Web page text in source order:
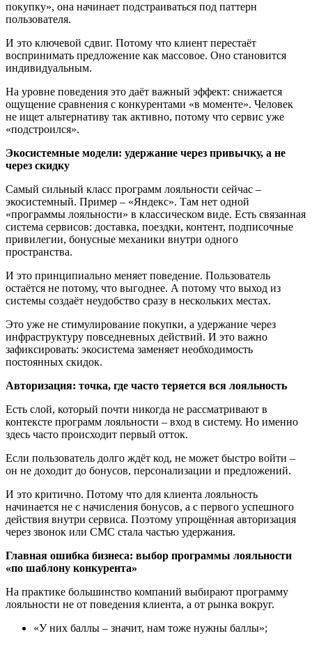
покупку», она начинает подстраиваться под паттерн
пользователя.
И это ключевой сдвиг. Потому что клиент перестаёт
воспринимать предложение как массовое. Оно становится
индивидуальным.
На уровне поведения это даёт важный эффект: снижается
ощущение сравнения с конкурентами «в моменте». Человек
не ищет альтернативу так активно, потому что сервис уже
«подстроился».
Экосистемные модели: удержание через привычку, а не
через скидку
Самый сильный класс программ лояльности сейчас –
экосистемный. Пример – «Яндекс». Там нет одной
«программы лояльности» в классическом виде. Есть связанная
система сервисов: доставка, поездки, контент, подписочные
привилегии, бонусные механики внутри одного
пространства.
И это принципиально меняет поведение. Пользователь
остаётся не потому, что выгоднее. А потому что выход из
системы создаёт неудобство сразу в нескольких местах.
Это уже не стимулирование покупки, а удержание через
инфраструктуру повседневных действий. И это важно
зафиксировать: экосистема заменяет необходимость
постоянных скидок.
Авторизация: точка, где часто теряется вся лояльность
Есть слой, который почти никогда не рассматривают в
контексте программ лояльности – вход в систему. Но именно
здесь часто происходит первый отток.
Если пользователь долго ждёт код, не может быстро войти –
он не доходит до бонусов, персонализации и предложений.
И это критично. Потому что для клиента лояльность
начинается не с начисления бонусов, а с первого успешного
действия внутри сервиса. Поэтому упрощённая авторизация
через звонок или СМС стала частью удержания.
Главная ошибка бизнеса: выбор программы лояльности
«по шаблону конкурента»
На практике большинство компаний выбирают программу
лояльности не от поведения клиента, а от рынка вокруг.
«У них баллы – значит, нам тоже нужны баллы»;